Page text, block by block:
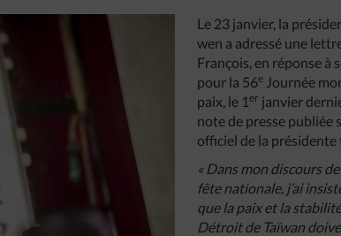
Le 23 janvier, la
wen a adressé une
François, en réponse à
pour la 56e Journée
paix, le 1er janvier
note de presse publiée
officiel de la présidente
« Dans mon discours
fête nationale, j’ai
que la paix et la
Détroit de Taïwan